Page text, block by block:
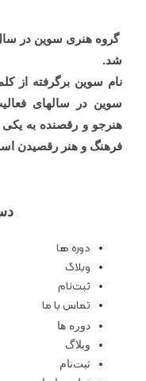
شد.
نام سوین برگرفته از
هنرجو و رقصنده به
فرهنگ و هنر رقصیدن
دوره ها
وبلاگ
ثبت‌نام
تماس با ما
دوره ها
وبلاگ
ثبت‌نام